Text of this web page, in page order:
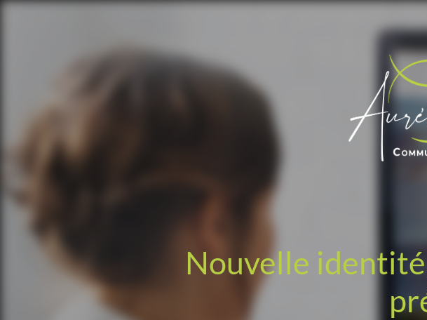
Nouvelle